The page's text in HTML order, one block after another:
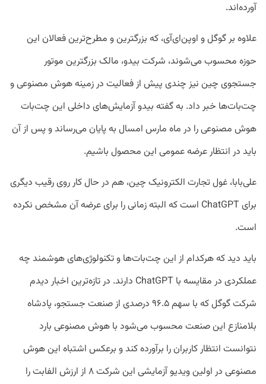
آورده‌اند.
علاوه بر گوگل و اوپن‌ای‌آی، که بزرگترین و مطرح‌ترین فعالان این
حوزه محسوب می‌شوند، شرکت بیدو، مالک بزرگترین موتور
جستجوی چین نیز چندی پیش از فعالیت در زمینه هوش مصنوعی و
چت‌بات‌ها خبر داد. به گفته بیدو آزمایش‌های داخلی این چت‌بات
هوش مصنوعی را در ماه مارس امسال به پایان می‌رساند و پس از آن
باید در انتظار عرضه عمومی این محصول باشیم.
علی‌بابا، غول تجارت الکترونیک چین، هم در حال کار روی رقیب دیگری
برای ChatGPT است که البته زمانی را برای عرضه آن مشخص نکرده
است.
باید دید که هرکدام از این چت‌بات‌ها و تکنولوژی‌های هوشمند چه
عملکردی در مقایسه با ChatGPT دارند. در تازه‌ترین اخبار دیدم
شرکت گوگل که با سهم ۹۶.۵ درصدی از صنعت جستجو، پادشاه
بلامنازع این صنعت محسوب می‌شود با هوش مصنوعی بارد
نتوانست انتظار کاربران را برآورده کند و برعکس اشتباه این هوش
مصنوعی در اولین ویدیو آزمایشی این شرکت ۸ از ارزش الفابت را